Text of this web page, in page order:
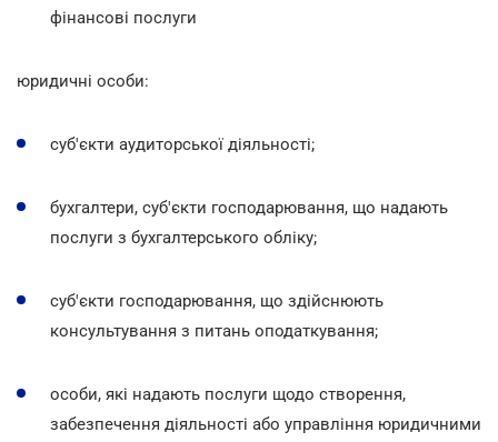
фінансові послуги
юридичні особи:
суб'єкти аудиторської діяльності;
бухгалтери, суб'єкти господарювання, що надають
послуги з бухгалтерського обліку;
суб'єкти господарювання, що здійснюють
консультування з питань оподаткування;
особи, які надають послуги щодо створення,
забезпечення діяльності або управління юридичними